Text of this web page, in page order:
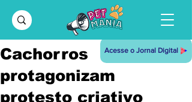
Acesse o Jornal Digital
Cachorros
protagonizam
protesto criativo